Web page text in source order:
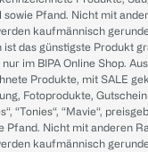
Pfand. Nicht mit
kaufmännisch
ist das günstigste Produkt
nur im BIPA Online Shop.
Produkte, mit SALE
Fotoprodukte,
“Tonies“, “Mavie“,
Pfand. Nicht mit anderen
kaufmännisch